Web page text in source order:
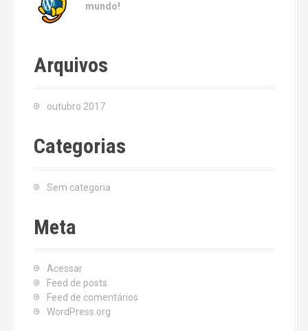
mundo!
Arquivos
outubro 2017
Categorias
Sem categoria
Meta
Acessar
Feed de posts
Feed de comentários
WordPress.org